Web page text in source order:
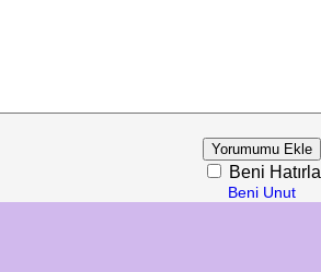
Beni Hatırla
Beni Unut